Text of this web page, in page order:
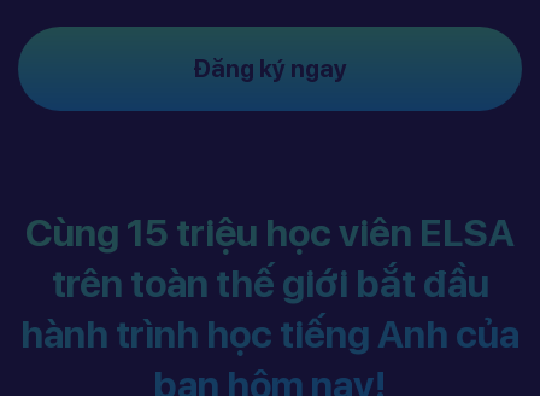
Đăng ký ngay
Cùng 15 triệu học viên ELSA
trên toàn thế giới bắt đầu
hành trình học tiếng Anh của
bạn hôm nay!